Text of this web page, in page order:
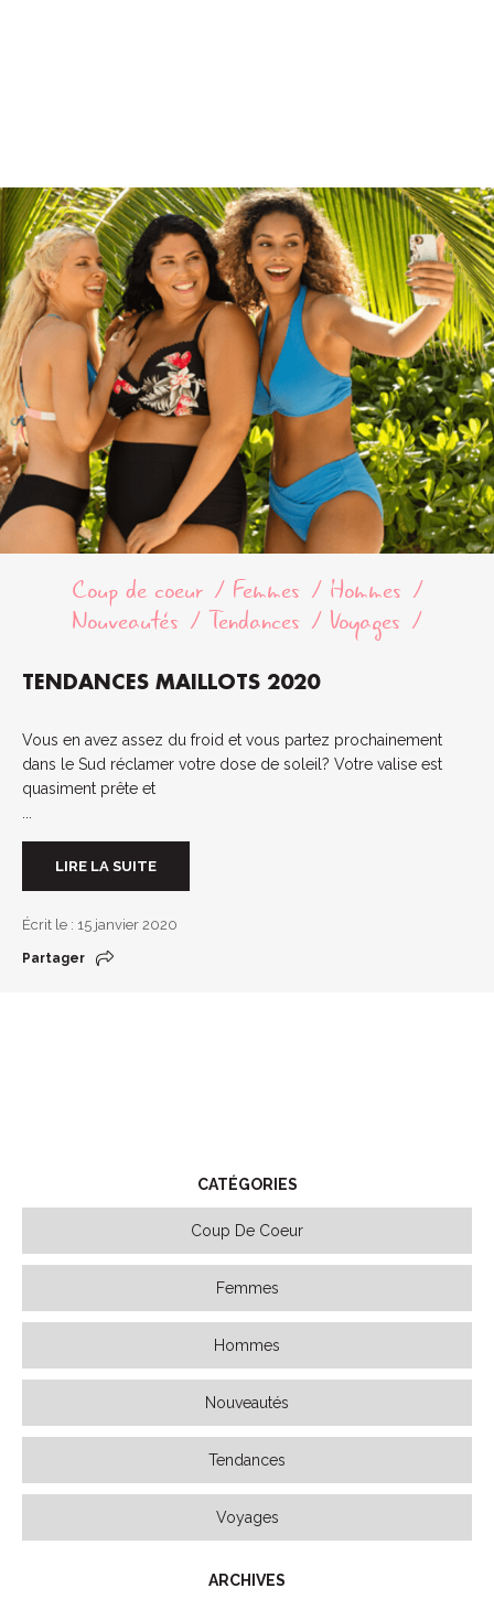
Coup de coeur Femmes
Hommes
Nouveautés
Tendances Voyages
TENDANCES MAILLOTS 2020
Vous en avez assez du froid et vous partez prochainement
dans le Sud réclamer votre dose de soleil? Votre valise est
quasiment prête et
LIRE LA SUITE
Écrit le : 15 janvier 2020
Partager
CATÉGORIES
Coup De Coeur
Femmes
Hommes
Nouveautés
Tendances
Voyages
ARCHIVES